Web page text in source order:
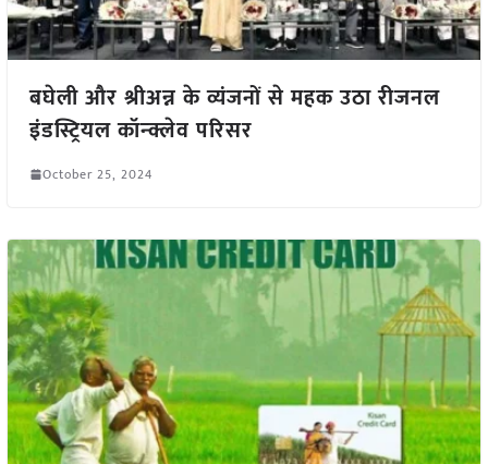
बघेली और श्रीअन्न के व्यंजनों से महक उठा रीजनल
इंडस्ट्रियल कॉन्क्लेव परिसर
October 25, 2024